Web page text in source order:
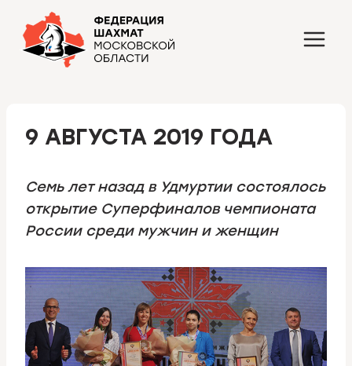
Перейти
содержимому
9 АВГУСТА 2019 ГОДА
Семь лет назад в Удмуртии состоялось
открытие Суперфиналов чемпионата
России среди мужчин и женщин